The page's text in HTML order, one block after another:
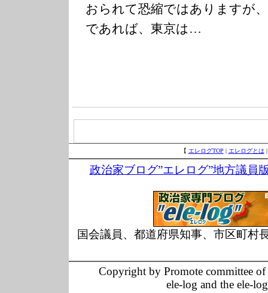
おられて恐縮ではありますが
であれば、東京は…
【 エレログTOP | エレログとは
政治家ブログ”エレログ”地方議員
国会議員、都道府県知事、市区町村
Copyright by Promote committee
ele-log and the ele-